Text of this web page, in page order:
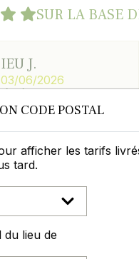
SUR LA BASE
J.
06/2026
; 4ème
toujours
CODE POSTAL
afficher les tarifs
tard.
du lieu de